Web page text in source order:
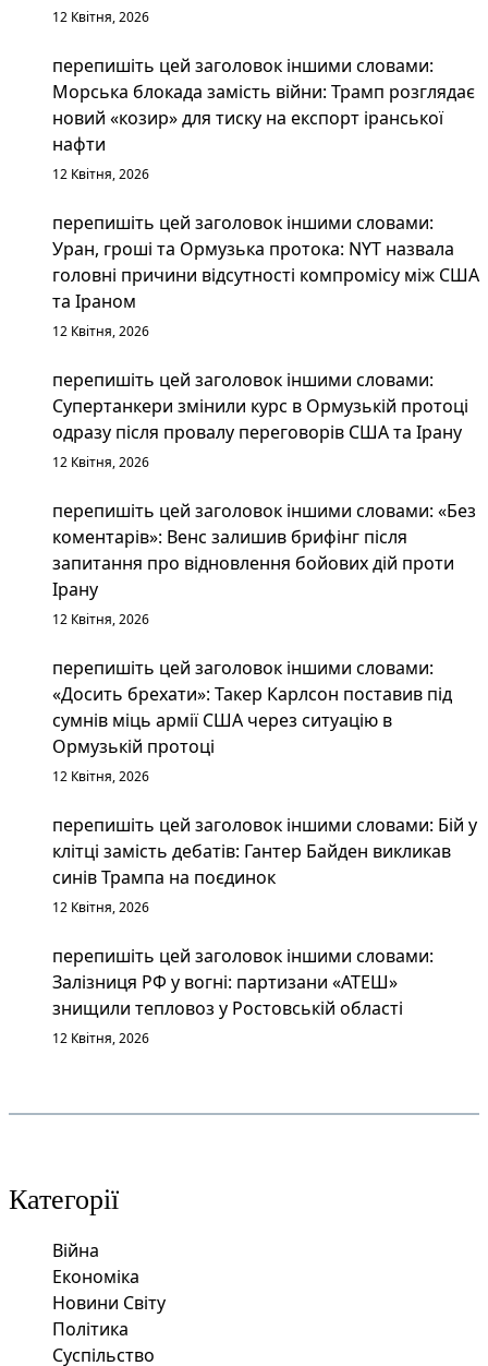
12 Квітня, 2026
перепишіть цей заголовок іншими словами:
Морська блокада замість війни: Трамп розглядає
новий «козир» для тиску на експорт іранської
нафти
12 Квітня, 2026
перепишіть цей заголовок іншими словами:
Уран, гроші та Ормузька протока: NYT назвала
головні причини відсутності компромісу між США
та Іраном
12 Квітня, 2026
перепишіть цей заголовок іншими словами:
Супертанкери змінили курс в Ормузькій протоці
одразу після провалу переговорів США та Ірану
12 Квітня, 2026
перепишіть цей заголовок іншими словами: «Без
коментарів»: Венс залишив брифінг після
запитання про відновлення бойових дій проти
Ірану
12 Квітня, 2026
перепишіть цей заголовок іншими словами:
«Досить брехати»: Такер Карлсон поставив під
сумнів міць армії США через ситуацію в
Ормузькій протоці
12 Квітня, 2026
перепишіть цей заголовок іншими словами: Бій у
клітці замість дебатів: Гантер Байден викликав
синів Трампа на поєдинок
12 Квітня, 2026
перепишіть цей заголовок іншими словами:
Залізниця РФ у вогні: партизани «АТЕШ»
знищили тепловоз у Ростовській області
12 Квітня, 2026
Категорії
Війна
Економіка
Новини Світу
Політика
Суспільство